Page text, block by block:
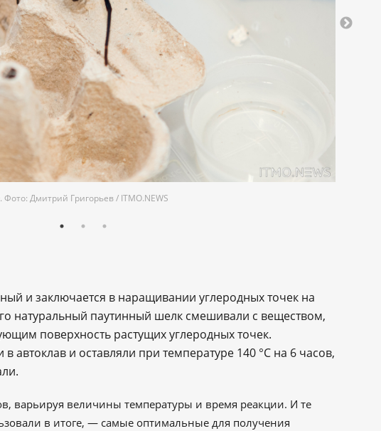
Дмитрий Григорьев / ITMO.NEWS
и заключается в наращивании углеродных точек на
натуральный паутинный шелк смешивали с веществом,
поверхность растущих углеродных точек.
автоклав и оставляли при температуре 140 °С на 6 часов,
варьируя величины температуры и время реакции. И те
в итоге, — самые оптимальные для получения